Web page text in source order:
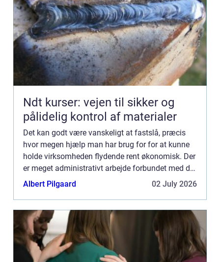
Ndt kurser: vejen til sikker og
pålidelig kontrol af materialer
Det kan godt være vanskeligt at fastslå, præcis
hvor megen hjælp man har brug for for at kunne
holde virksomheden flydende rent økonomisk. Der
er meget administrativt arbejde forbundet med det
skattemæssige, men a...
Albert Pilgaard 02 July 2026